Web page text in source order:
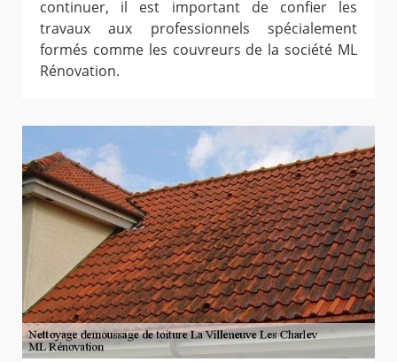
continuer, il est important de confier les
travaux aux professionnels spécialement
formés comme les couvreurs de la société ML
Rénovation.